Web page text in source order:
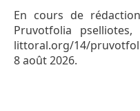
En cours de
Pruvotfolia
littoral.org/14/
8 août 2026.